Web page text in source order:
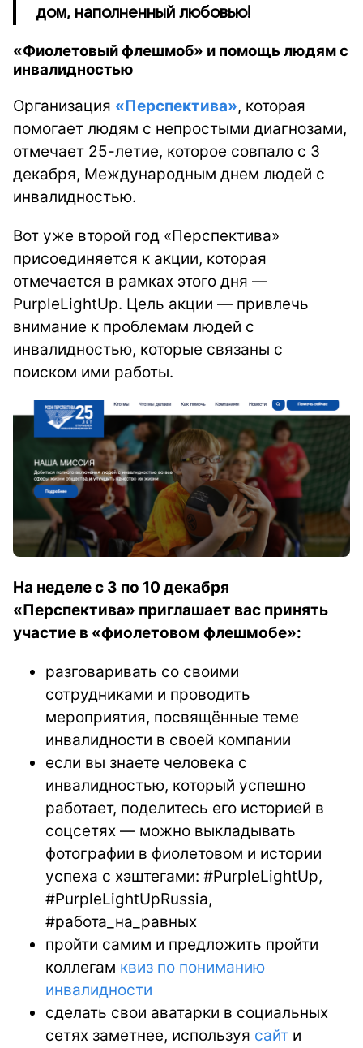
дом, наполненный любовью!
«Фиолетовый флешмоб» и помощь людям с
инвалидностью
Организация «Перспектива», которая
помогает людям с непростыми диагнозами,
отмечает 25-летие, которое совпало с 3
декабря, Международным днем людей с
инвалидностью.
Вот уже второй год «Перспектива»
присоединяется к акции, которая
отмечается в рамках этого дня —
PurpleLightUp. Цель акции — привлечь
внимание к проблемам людей с
инвалидностью, которые связаны с
поиском ими работы.
На неделе с 3 по 10 декабря
«Перспектива» приглашает вас принять
участие в «фиолетовом флешмобе»:
разговаривать со своими
сотрудниками и проводить
мероприятия, посвящённые теме
инвалидности в своей компании
если вы знаете человека с
инвалидностью, который успешно
работает, поделитесь его историей в
соцсетях — можно выкладывать
фотографии в фиолетовом и истории
успеха с хэштегами: #PurpleLightUp,
#PurpleLightUpRussia,
#работа_на_равных
пройти самим и предложить пройти
коллегам квиз по пониманию
инвалидности
сделать свои аватарки в социальных
сетях заметнее, используя сайт и